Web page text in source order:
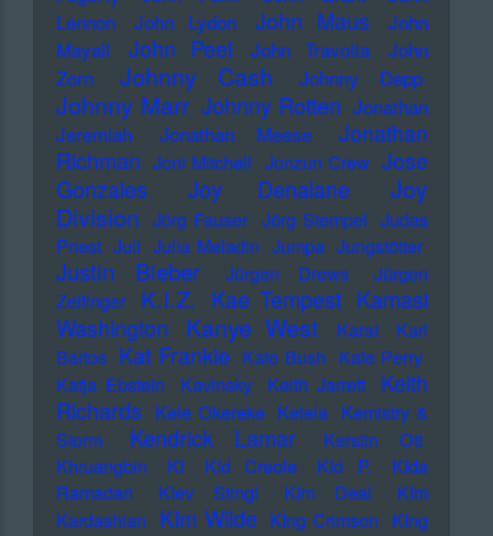
Lennon
John Lydon John Maus
John
Mayall
John Peel John Travolta
John
Zorn
Johnny Cash Johnny Depp
Johnny Marr Johnny Rotten Jonathan
Jeremiah
Jonathan Meese
Jonathan
Richman Joni Mitchell Jonzun Crew Jose
Gonzales
Joy Denalane
Joy
Division Jörg Fauser Jörg Stempel Judas
Priest Juli Julia Meladin Jumpa Jungstötter
Justin Bieber Jürgen Drews
Jürgen
Zeltinger
K.I.Z. Kae Tempest Kamasi
Washington
Kanye West Karat
Karl
Bartos Kat Frankie Kate Bush Kate Perry
Katja Ebstein
Kavinsky Keith Jarrett
Keith
Richards Kele Okereke Kelela Kemistry &
Storm
Kendrick Lamar
Kerstin Ott
Khruangbin
KI KId Creole KId P.
KIda
Ramadan
KIev Stingl KIm Deal
KIm
Kardashian KIm Wilde KIng Crimson KIng